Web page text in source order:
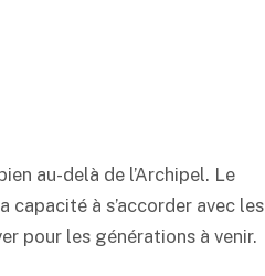
au-delà de l’Archipel. Le
à s’accorder avec les
pour les générations à venir.